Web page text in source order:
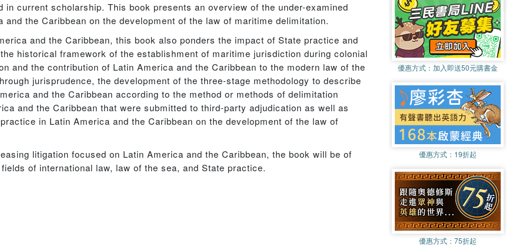
current scholarship. This book presents an overview of the under-examined
the Caribbean on the development of the law of maritime delimitation.
and the Caribbean, this book also ponders the impact of State practice and
historical framework of the establishment of maritime jurisdiction during colonial
and the contribution of Latin America and the Caribbean to the modern law of the
jurisprudence, the development of the three-stage methodology to describe
and the Caribbean according to the method or methods of delimitation
and the Caribbean that were submitted to third-party adjudication as well as
in Latin America and the Caribbean on the development of the law of
litigation focused on Latin America and the Caribbean, the book will be of
of international law, law of the sea, and State practice.
優惠方式： 加入即送50元購書金
優惠方式： 19折起
優惠方式： 75折起